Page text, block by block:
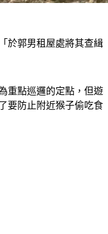
於郭男租屋處將其查緝
重點巡邏的定點，但遊
要防止附近猴子偷吃食